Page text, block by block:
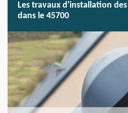
Les travaux d'installation
dans le 45700